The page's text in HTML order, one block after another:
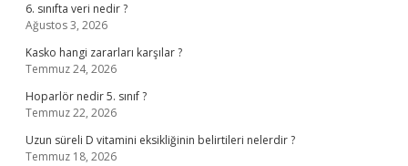
6. sınıfta veri nedir ?
Ağustos 3, 2026
Kasko hangi zararları karşılar ?
Temmuz 24, 2026
Hoparlör nedir 5. sınıf ?
Temmuz 22, 2026
Uzun süreli D vitamini eksikliğinin belirtileri nelerdir ?
Temmuz 18, 2026